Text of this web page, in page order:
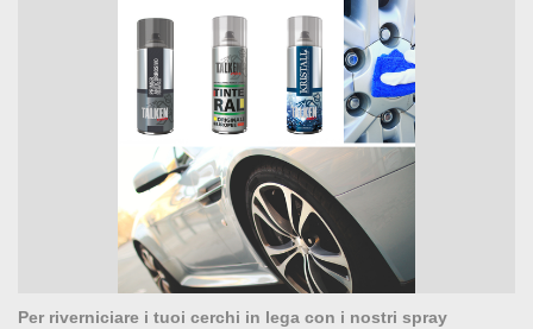
Per riverniciare i tuoi cerchi in lega con i nostri spray